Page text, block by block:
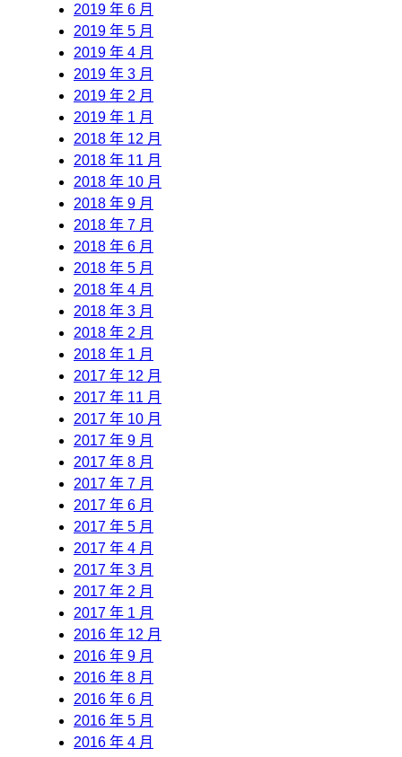
2019 年 6 月
2019 年 5 月
2019 年 4 月
2019 年 3 月
2019 年 2 月
2019 年 1 月
2018 年 12 月
2018 年 11 月
2018 年 10 月
2018 年 9 月
2018 年 7 月
2018 年 6 月
2018 年 5 月
2018 年 4 月
2018 年 3 月
2018 年 2 月
2018 年 1 月
2017 年 12 月
2017 年 11 月
2017 年 10 月
2017 年 9 月
2017 年 8 月
2017 年 7 月
2017 年 6 月
2017 年 5 月
2017 年 4 月
2017 年 3 月
2017 年 2 月
2017 年 1 月
2016 年 12 月
2016 年 9 月
2016 年 8 月
2016 年 6 月
2016 年 5 月
2016 年 4 月